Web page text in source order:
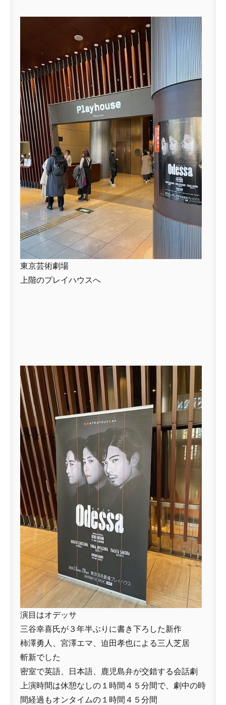
東京芸術劇場
上階のプレイハウスへ
演目はオデッサ
三谷幸喜氏が３年半ぶりに書き下ろした新作
柿澤勇人、宮澤エマ、迫田孝也による三人芝居
斬新でした
密室で英語、日本語、鹿児島弁が交錯する会話劇
上演時間は休憩なしの１時間４５分間で、劇中の時
間経過もオンタイムの１時間４５分間